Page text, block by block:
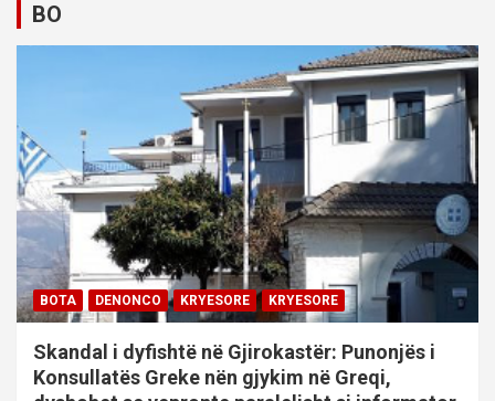
BO
BOTA DENONCO KRYESORE KRYESORE
Skandal i dyfishtë në Gjirokastër: Punonjës i
Konsullatës Greke nën gjykim në Greqi,